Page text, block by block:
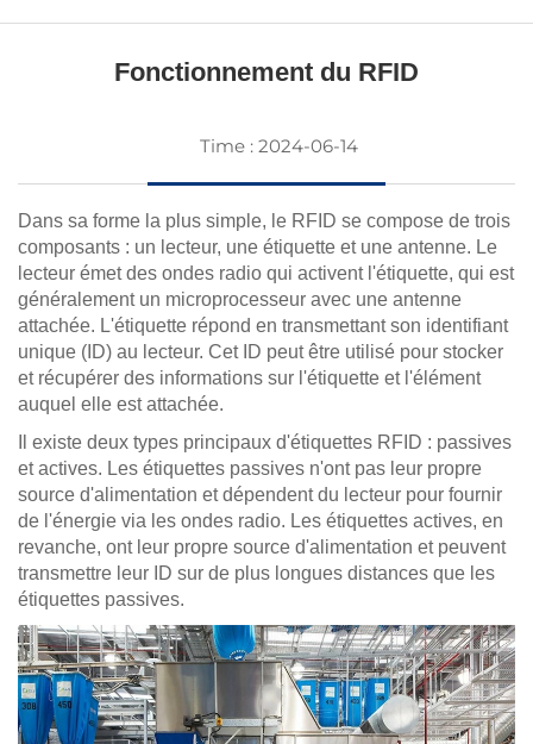
Fonctionnement du RFID
Time : 2024-06-14
Dans sa forme la plus simple, le RFID se compose de trois
composants : un lecteur, une étiquette et une antenne. Le
lecteur émet des ondes radio qui activent l'étiquette, qui est
généralement un microprocesseur avec une antenne
attachée. L'étiquette répond en transmettant son identifiant
unique (ID) au lecteur. Cet ID peut être utilisé pour stocker
et récupérer des informations sur l'étiquette et l'élément
auquel elle est attachée.
Il existe deux types principaux d'étiquettes RFID : passives
et actives. Les étiquettes passives n'ont pas leur propre
source d'alimentation et dépendent du lecteur pour fournir
de l'énergie via les ondes radio. Les étiquettes actives, en
revanche, ont leur propre source d'alimentation et peuvent
transmettre leur ID sur de plus longues distances que les
étiquettes passives.